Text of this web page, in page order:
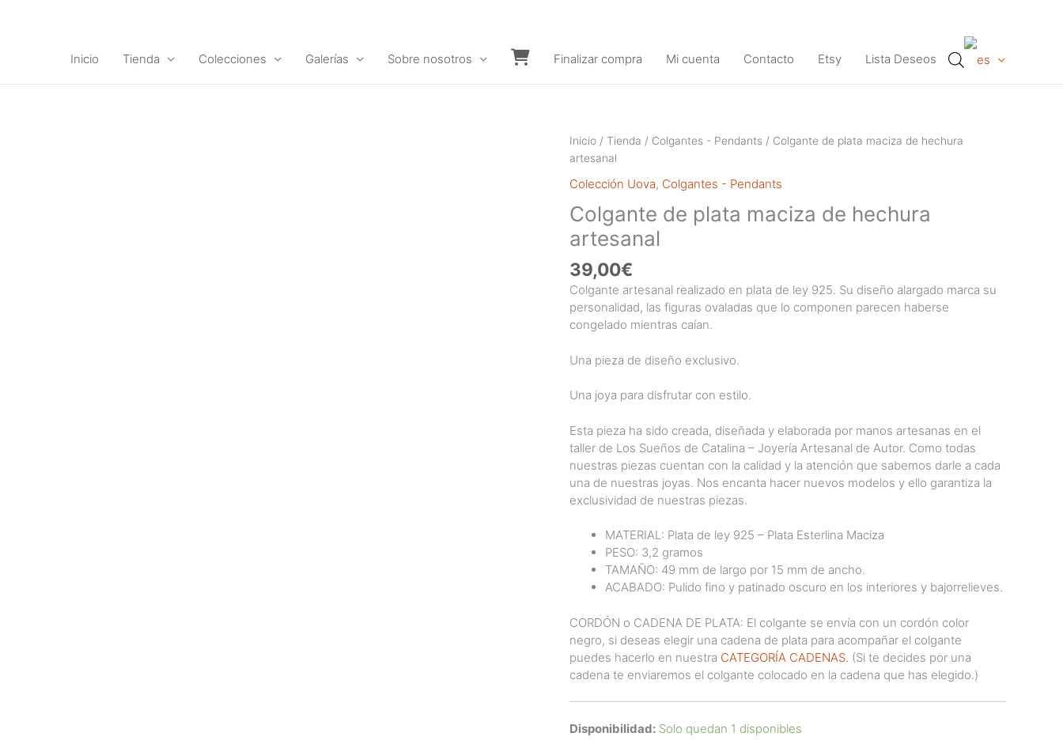
Inicio
Tienda Colecciones Galerías
Sobre nosotros
Carrito
Finalizar compra Mi cuenta Contacto Etsy Lista Deseos
Inicio / Tienda / Colgantes - Pendants / Colgante de plata maciza de hechura
artesanal
Colección Uova, Colgantes - Pendants
Colgante de plata maciza de hechura
artesanal
39,00€
Colgante artesanal realizado en plata de ley 925. Su diseño alargado marca su
personalidad, las figuras ovaladas que lo componen parecen haberse
congelado mientras caían.
Una pieza de diseño exclusivo.
Una joya para disfrutar con estilo.
Esta pieza ha sido creada, diseñada y elaborada por manos artesanas en el
taller de Los Sueños de Catalina – Joyería Artesanal de Autor. Como todas
nuestras piezas cuentan con la calidad y la atención que sabemos darle a cada
una de nuestras joyas. Nos encanta hacer nuevos modelos y ello garantiza la
exclusividad de nuestras piezas.
MATERIAL: Plata de ley 925 – Plata Esterlina Maciza
PESO: 3,2 gramos
TAMAÑO: 49 mm de largo por 15 mm de ancho.
ACABADO: Pulido fino y patinado oscuro en los interiores y bajorrelieves.
CORDÓN o CADENA DE PLATA: El colgante se envía con un cordón color
negro, si deseas elegir una cadena de plata para acompañar el colgante
puedes hacerlo en nuestra CATEGORÍA CADENAS. (Si te decides por una
cadena te enviaremos el colgante colocado en la cadena que has elegido.)
Disponibilidad: Solo quedan 1 disponibles